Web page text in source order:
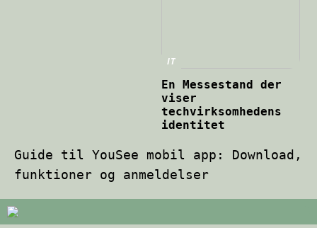
IT
En Messestand der
viser
techvirksomhedens
identitet
Guide til YouSee mobil app: Download,
funktioner og anmeldelser